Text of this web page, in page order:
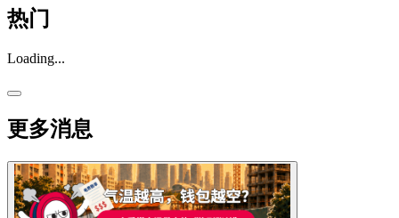
热门
Loading...
更多消息